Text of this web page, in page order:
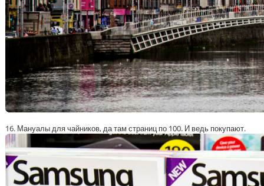
16. Мануалы для чайников, да там страниц по 100. И ведь покупают.